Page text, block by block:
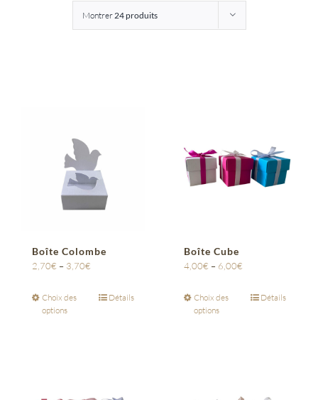
Montrer24 produits
Boîte Colombe
2,70€ – 3,70€
Choix des
options
Détails
Boîte Cube
4,00€ – 6,00€
Choix des
options
Détails